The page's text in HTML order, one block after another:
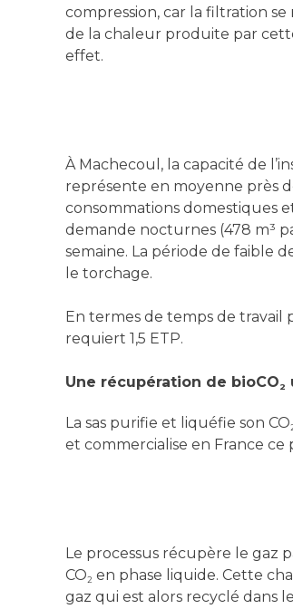
compression, car la filtration se
de la chaleur produite par
effet.
À Machecoul, la capacité de
représente en moyenne près
consommations domestiques
demande nocturnes (478 m³
semaine. La période de faible
le torchage.
En termes de temps de travail
requiert 1,5 ETP.
Une récupération de bioCO2
La sas purifie et liquéfie son CO
et commercialise en France
Le processus récupère le gaz
CO2 en phase liquide. Cette
gaz qui est alors recyclé dans